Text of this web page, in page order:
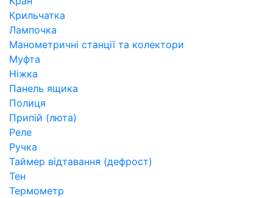
Крильчатка
Лампочка
Манометричні станції та колектори
Муфта
Ніжка
Панель ящика
Полиця
Припій (люта)
Реле
Ручка
Таймер відтавання (дефрост)
Тен
Термометр